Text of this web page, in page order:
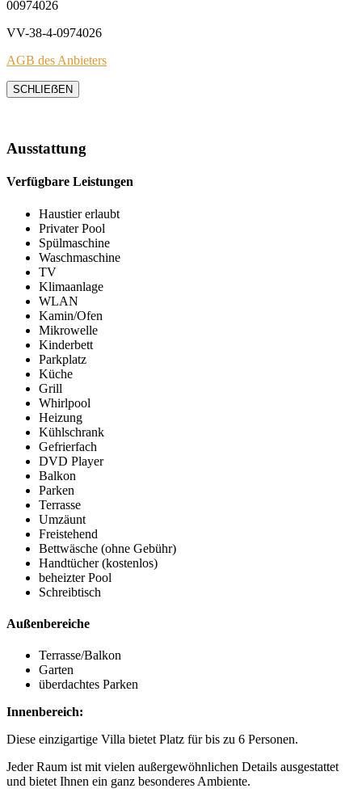
00974026
VV-38-4-0974026
AGB des Anbieters
SCHLIEẞEN
Ausstattung
Verfügbare Leistungen
Haustier erlaubt
Privater Pool
Spülmaschine
Waschmaschine
TV
Klimaanlage
WLAN
Kamin/Ofen
Mikrowelle
Kinderbett
Parkplatz
Küche
Grill
Whirlpool
Heizung
Kühlschrank
Gefrierfach
DVD Player
Balkon
Parken
Terrasse
Umzäunt
Freistehend
Bettwäsche (ohne Gebühr)
Handtücher (kostenlos)
beheizter Pool
Schreibtisch
Außenbereiche
Terrasse/Balkon
Garten
überdachtes Parken
Innenbereich:
Diese einzigartige Villa bietet Platz für bis zu 6 Personen.
Jeder Raum ist mit vielen außergewöhnlichen Details ausgestattet
und bietet Ihnen ein ganz besonderes Ambiente.